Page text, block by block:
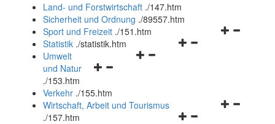
und
schließen
Land- und Forstwirtschaft ./147.htm
Sicherheit und Ordnung ./89557.htm
Navigationsmenü
Sport und Freizeit ./151.htm
Navigationsmenü
Statistik ./statistik.htm
Navigationsmenü
und
schließen
Umwelt
und Natur
./153.htm
Verkehr ./155.htm
Navigationsmenü
Wirtschaft, Arbeit und Tourismus
./157.htm